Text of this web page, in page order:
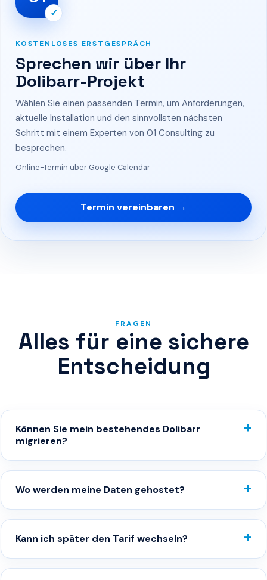
✓
KOSTENLOSES ERSTGESPRÄCH
Sprechen wir über Ihr
Dolibarr-Projekt
Wählen Sie einen passenden Termin, um Anforderungen,
aktuelle Installation und den sinnvollsten nächsten
Schritt mit einem Experten von 01 Consulting zu
besprechen.
Online-Termin über Google Calendar
Termin vereinbaren →
FRAGEN
Alles für eine sichere
Entscheidung
Können Sie mein bestehendes Dolibarr
migrieren?
Wo werden meine Daten gehostet?
Kann ich später den Tarif wechseln?